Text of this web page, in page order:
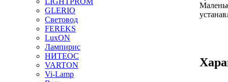
GLERIO
Световод
FEREKS
LuxON
Лампирис
НИТЕОС
VARTON
Vi-Lamp